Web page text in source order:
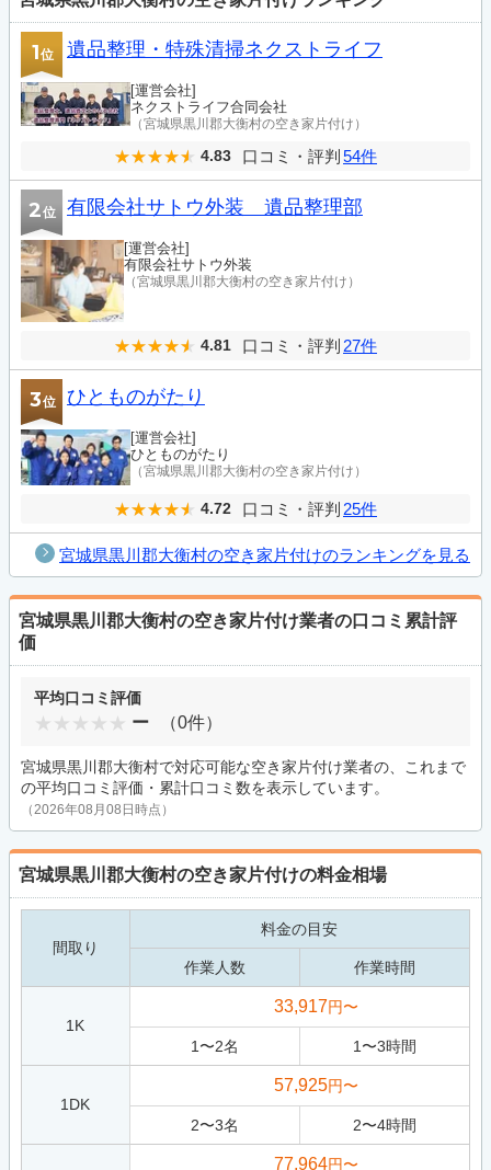
1位 遺品整理・特殊清掃ネクストライフ
[運営会社]
ネクストライフ合同会社
（宮城県黒川郡大衡村の空き家片付け）
4.83 口コミ・評判 54件
2位 有限会社サトウ外装 遺品整理部
[運営会社]
有限会社サトウ外装
（宮城県黒川郡大衡村の空き家片付け）
4.81 口コミ・評判 27件
3位 ひとものがたり
[運営会社]
ひとものがたり
（宮城県黒川郡大衡村の空き家片付け）
4.72 口コミ・評判 25件
宮城県黒川郡大衡村の空き家片付けのランキングを見る
宮城県黒川郡大衡村の空き家片付け業者の口コミ累計評
価
平均口コミ評価
ー （0件）
宮城県黒川郡大衡村で対応可能な空き家片付け業者の、これまで
の平均口コミ評価・累計口コミ数を表示しています。
（2026年08月08日時点）
宮城県黒川郡大衡村の空き家片付けの料金相場
間取り
料金の目安
作業人数 作業時間
1K
33,917円〜
1 〜2名 1 〜3時間
1DK
57,925円〜
2〜3名 2〜4時間
77,964円〜